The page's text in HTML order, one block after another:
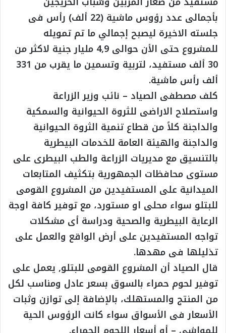
بأجمالى عدد رؤوس ماشية (22 ألف) رأس فى
جلسته الاخيرة ليصبح إجمالي ما تم تمويله
للمشروع حتى الأن حوالى 4,9 مليار جنية لاكثر من
30 ألف مستفيد، لتربية وتسمين ما يقرب من 331
ألف رأس ماشية.
كلف مصطفى الصياد – نائب وزير الزراعة
واستصلاح الاراضى للثروة الحيوانية والسمكية
والداجنة كلاً من قطاع تنمية الثروة الحيوانية
والداجنة والهيئة العامة للخدمات البيطرية
بالتنسيق مع مديريات الزراعة والطب البيطرى على
مستوى محافظات الجمهورية بتكثيف المتابعات
الميدانية على المستفيدين من المشروع القومى
للبتلو سواء محلى او مستورد، مع توفير كافة اوجة
الرعاية البيطرية والصحية ودراسة أى مشكلات
تواجه المستفيدين على أرض الواقع والعمل على
تذليلها فى مهدها.
قال الصياد أن المشروع القومى للبتلو, يعمل على
توفير لحوم حمراء بالسوق بسعر عادل ومناسب لكل
من المنتج والمستهلك، بالإضافة إلى توازن وثبات
الأسعار فى الأسواق سواء كانت الرؤوس الحية